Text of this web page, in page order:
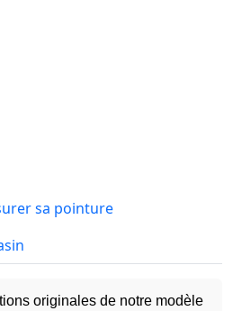
sa pointure
originales de notre modèle